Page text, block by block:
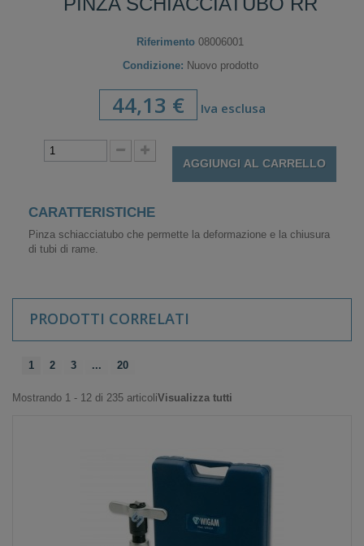
Riferimento 08006001
Condizione: Nuovo prodotto
44,13 € Iva esclusa
AGGIUNGI AL CARRELLO
CARATTERISTICHE
Pinza schiacciatubo che permette la deformazione e la chiusura
di tubi di rame.
PRODOTTI CORRELATI
1 2 3 ... 20
Mostrando 1 - 12 di 235 articoliVisualizza tutti